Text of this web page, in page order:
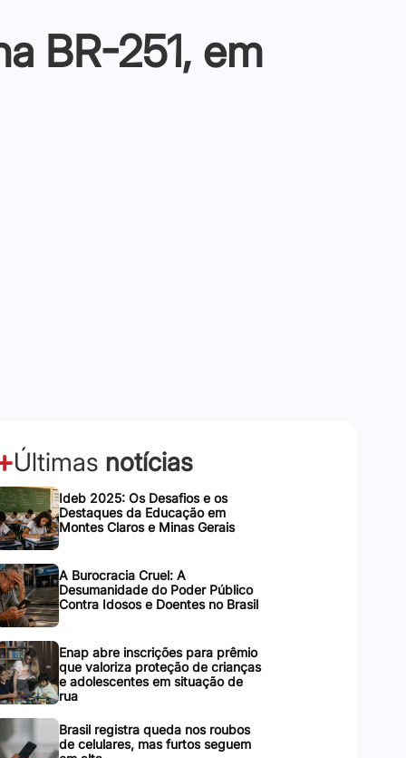
BR-251, em
Últimas notícias
Ideb 2025: Os Desafios e os
Destaques da Educação em
Montes Claros e Minas Gerais
A Burocracia Cruel: A
Desumanidade do Poder Público
Contra Idosos e Doentes no Brasil
Enap abre inscrições para prêmio
que valoriza proteção de crianças
e adolescentes em situação de
rua
Brasil registra queda nos roubos
de celulares, mas furtos seguem